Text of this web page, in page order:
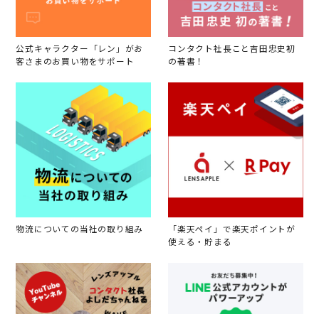
公式キャラクター「レン」がお
客さまのお買い物をサポート
コンタクト社長こと吉田忠史初
の著書！
物流についての当社の取り組み
「楽天ペイ」で楽天ポイントが
使える・貯まる